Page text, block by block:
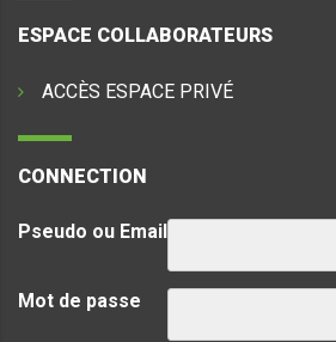
ESPACE COLLABORATEURS
ACCÈS ESPACE PRIVÉ
CONNECTION
Pseudo ou Email
Mot de passe